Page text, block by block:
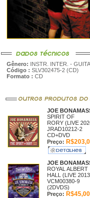
Gênero: INSTR. INTER. -
Código : SLV302475-2 (CD)
Formato : CD
JOE
SPIRIT OF
RORY (LIVE
JRAD10212-2
CD+DVD
Preço:
JOE
ROYAL ALBERT
HALL (LIVE
VCM00380-9
(2DVDS)
Preço: R$45,00